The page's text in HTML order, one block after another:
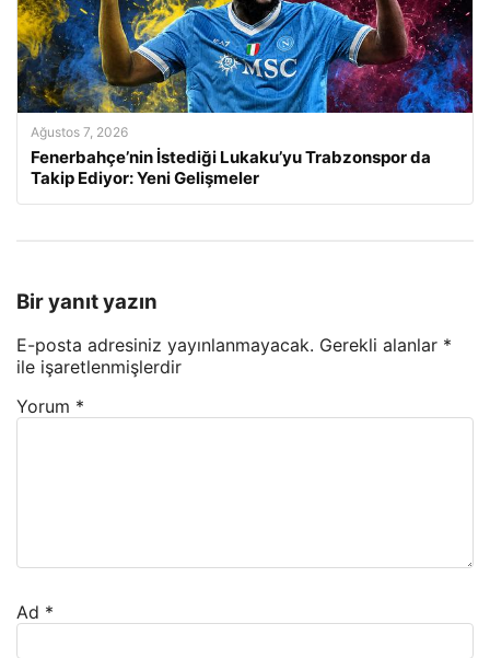
Ağustos 7, 2026
Fenerbahçe’nin İstediği Lukaku’yu Trabzonspor da
Takip Ediyor: Yeni Gelişmeler
Bir yanıt yazın
E-posta adresiniz yayınlanmayacak. Gerekli alanlar *
ile işaretlenmişlerdir
Yorum *
Ad *